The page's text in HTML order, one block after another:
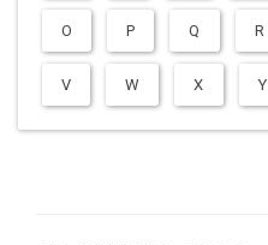
O P Q R
V W X Y